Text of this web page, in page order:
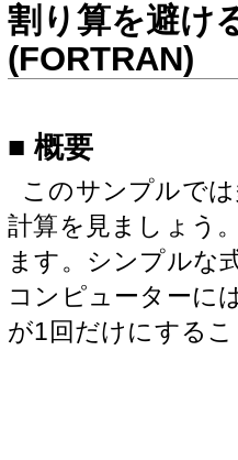
割り算を避け
(FORTRAN)
■ 概要
このサンプルで
計算を見ましょう
ます。シンプルな
コンピューターに
が1回だけにする